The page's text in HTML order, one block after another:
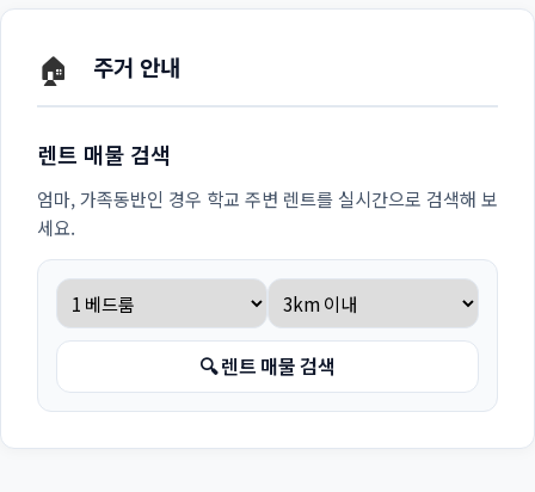
🏠 주거 안내
렌트 매물 검색
엄마, 가족동반인 경우 학교 주변 렌트를 실시간으로 검색해 보
세요.
🔍 렌트 매물 검색